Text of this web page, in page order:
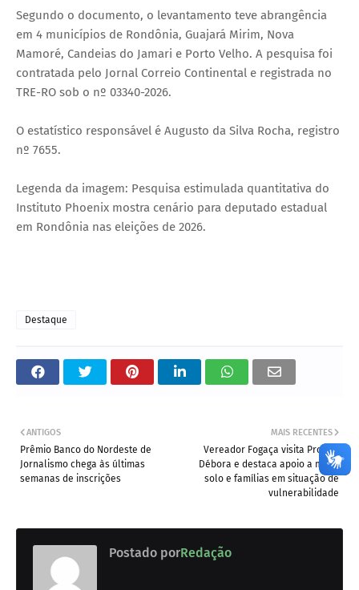
Segundo o documento, o levantamento teve abrangência
em 4 municípios de Rondônia, Guajará Mirim, Nova
Mamoré, Candeias do Jamari e Porto Velho. A pesquisa foi
contratada pelo Jornal Correio Continental e registrada no
TRE-RO sob o nº 03340-2026.
O estatístico responsável é Augusto da Silva Rocha, registro
nº 7655.
Legenda da imagem: Pesquisa estimulada quantitativa do
Instituto Phoenix mostra cenário para deputado estadual
em Rondônia nas eleições de 2026.
Destaque
MAIS RECENTES
Vereador Fogaça visita Projeto
Débora e destaca apoio a mães
solo e famílias em situação de
vulnerabilidade
ANTIGOS
Prêmio Banco do Nordeste de
Jornalismo chega às últimas
semanas de inscrições
Postado porRedação